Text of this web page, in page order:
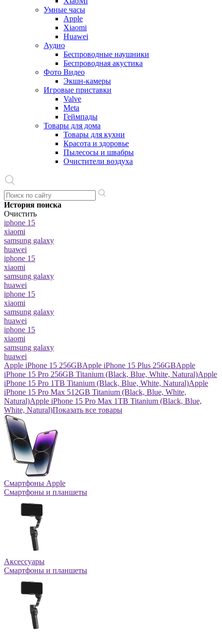
Умные часы
Apple
Xiaomi
Huawei
Аудио
Беспроводные наушники
Беспроводная акустика
Фото Видео
Экшн-камеры
Игровые приставки
Valve
Meta
Геймпады
Товары для дома
Товары для кухни
Красота и здоровье
Пылесосы и швабры
Очистители воздуха
История поиска
Очистить
iphone 15
xiaomi
samsung galaxy
huawei
iphone 15
xiaomi
samsung galaxy
huawei
iphone 15
xiaomi
samsung galaxy
huawei
iphone 15
xiaomi
samsung galaxy
huawei
Apple iPhone 15 256GBApple iPhone 15 Plus 256GBApple
iPhone 15 Pro 256GB Titanium (Black, Blue, White, Natural)Apple
iPhone 15 Pro 1TB Titanium (Black, Blue, White, Natural)Apple
iPhone 15 Pro Max 512GB Titanium (Black, Blue, White,
Natural)Apple iPhone 15 Pro Max 1TB Titanium (Black, Blue,
White, Natural)Показать все товары
Смартфоны Apple
Смартфоны и планшеты
Аксессуары
Смартфоны и планшеты